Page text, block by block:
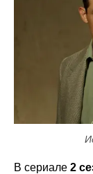
В сериале 2